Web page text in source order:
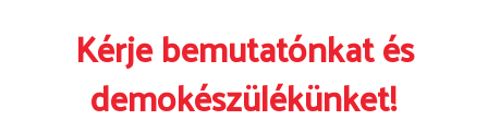
Kérje bemutatónkat és
demokészülékünket!